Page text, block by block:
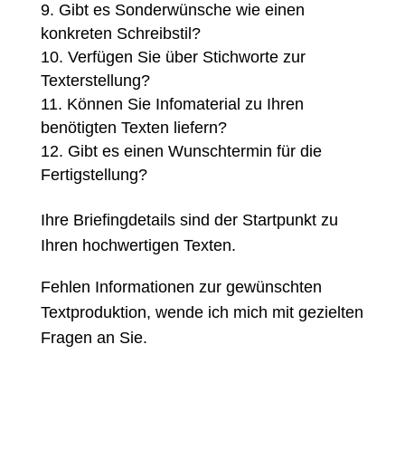
Gibt es Sonderwünsche wie einen
konkreten Schreibstil?
Verfügen Sie über Stichworte zur
Texterstellung?
Können Sie Infomaterial zu Ihren
benötigten Texten liefern?
Gibt es einen Wunschtermin für die
Fertigstellung?
Ihre Briefingdetails sind der Startpunkt zu
Ihren hochwertigen Texten.
Fehlen Informationen zur gewünschten
Textproduktion, wende ich mich mit gezielten
Fragen an Sie.